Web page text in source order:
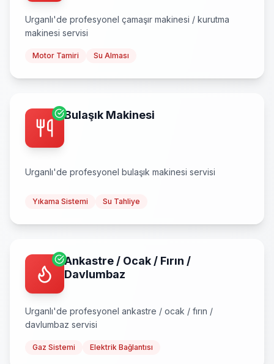
Urganlı'de profesyonel çamaşır makinesi / kurutma
makinesi servisi
Motor Tamiri Su Alması
Bulaşık Makinesi
Urganlı'de profesyonel bulaşık makinesi servisi
Yıkama Sistemi Su Tahliye
Ankastre / Ocak / Fırın /
Davlumbaz
Urganlı'de profesyonel ankastre / ocak / fırın /
davlumbaz servisi
Gaz Sistemi Elektrik Bağlantısı